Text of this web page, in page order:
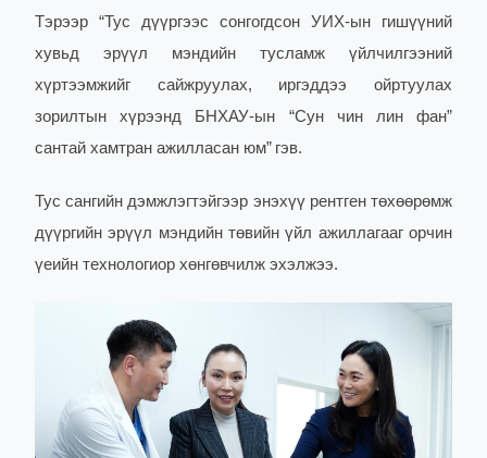
Тэрээр “Тус дүүргээс сонгогдсон УИХ-ын гишүүний
хувьд эрүүл мэндийн тусламж үйлчилгээний
хүртээмжийг сайжруулах, иргэддээ ойртуулах
зорилтын хүрээнд БНХАУ-ын “Сун чин лин фан”
сантай хамтран ажилласан юм” гэв.
Тус сангийн дэмжлэгтэйгээр энэхүү рентген төхөөрөмж
дүүргийн эрүүл мэндийн төвийн үйл ажиллагааг орчин
үеийн технологиор хөнгөвчилж эхэлжээ.